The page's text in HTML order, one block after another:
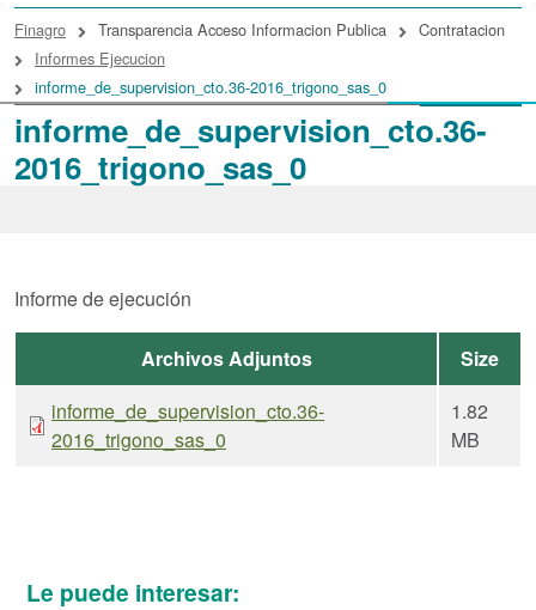
informe_de_supervision_cto.36-
2016_trigono_sas_0
enlaces de ayuda a la
Finagro Transparencia Acceso Informacion Publica
Contratacion
Informes Ejecucion
informe_de_supervision_cto.36-2016_trigono_sas_0
Informe de ejecución
Archivos Adjuntos
Size
informe_de_supervision_cto.36-
2016_trigono_sas_0
1.82
MB
Le puede interesar: